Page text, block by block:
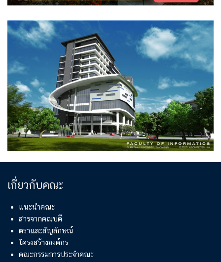
เกี่ยวกับคณะ
แนะนำคณะ
สารจากคณบดี
ตราและสัญลักษณ์
โครงสร้างองค์กร
คณะกรรมการประจำคณะ